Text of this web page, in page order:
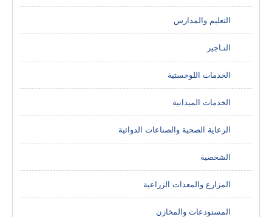
التعليم والمدارس
التـاجير
الخدمات اللوجستية
الخدمات الميدانية
الرعاية الصحية والصناعات الدوائية
الشخصية
المزارع والمعدات الزراعية
المستودعات والمخازن